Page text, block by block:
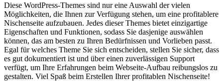
Diese WordPress-Themes sind ⁤nur eine Auswahl der vielen⁤
Möglichkeiten, die Ihnen zur ​Verfügung stehen, um eine profitablere
Nischenseite aufzubauen. Jedes ⁣dieser⁤ Themes bietet einzigartige
Eigenschaften und Funktionen, sodass‍ Sie ‍dasjenige ​auswählen
können, das ‌am besten zu Ihren⁣ Bedürfnissen und ⁣Vorlieben passt.
⁢Egal für⁣ welches ‌Theme Sie ​sich entscheiden, stellen Sie ​sicher,‍ dass
es gut dokumentiert ist und⁤ über einen zuverlässigen Support
verfügt, um Ihre Erfahrungen beim Webseite-Aufbau reibungslos ​zu
‍gestalten. Viel Spaß beim Erstellen Ihrer profitablen Nischenseite!